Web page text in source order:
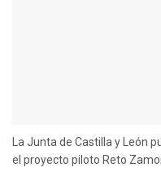
La Junta de Castilla y León
el proyecto piloto Reto